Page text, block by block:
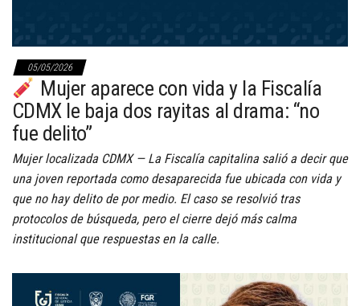
05/05/2026
Mujer aparece con vida y la Fiscalía
CDMX le baja dos rayitas al drama: “no
fue delito”
Mujer localizada CDMX — La Fiscalía capitalina salió a decir que
una joven reportada como desaparecida fue ubicada con vida y
que no hay delito de por medio. El caso se resolvió tras
protocolos de búsqueda, pero el cierre dejó más calma
institucional que respuestas en la calle.